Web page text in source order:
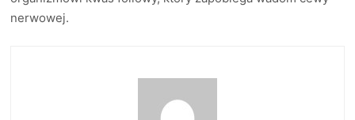
nerwowej.